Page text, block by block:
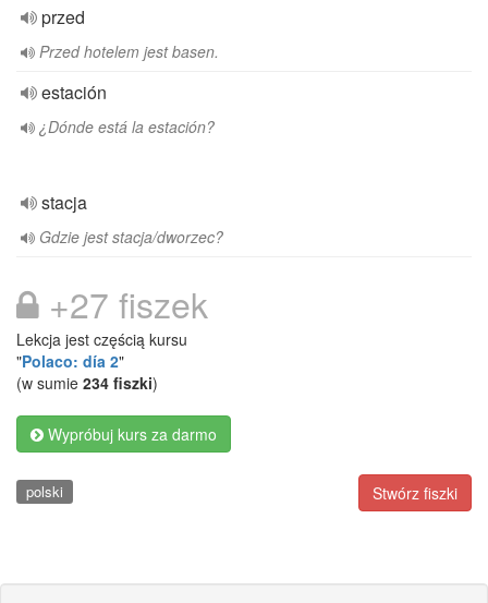
przed
Przed hotelem jest basen.
estación
¿Dónde está la estación?
stacja
Gdzie jest stacja/dworzec?
+27 fiszek
Lekcja jest częścią kursu
"Polaco: día 2"
(w sumie 234 fiszki)
Wypróbuj kurs za darmo
Stwórz fiszki
polski